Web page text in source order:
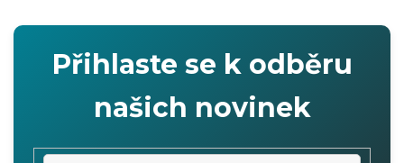
Přihlaste se k odběru
našich novinek